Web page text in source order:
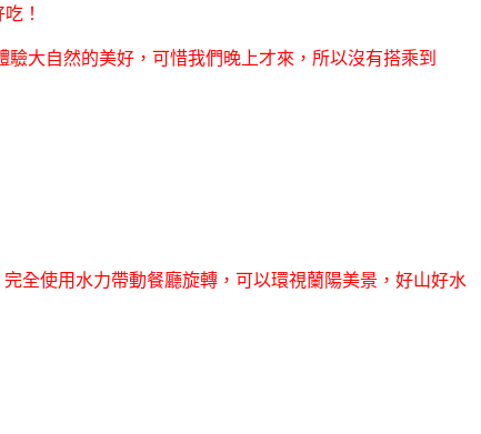
！
大自然的美好，可惜我們晚上才來，所以沒有搭乘到
完全使用水力帶動餐廳旋轉，可以環視蘭陽美景，好山好水